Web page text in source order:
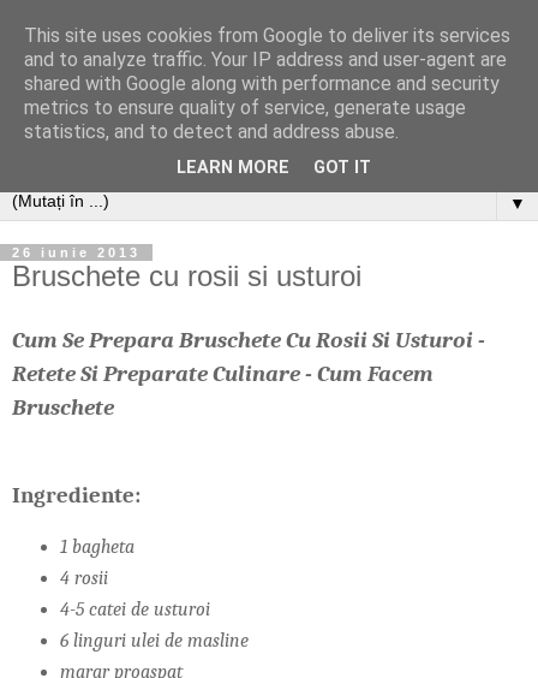
▼
26 iunie 2013
Bruschete cu rosii si usturoi
Cum Se Prepara Bruschete Cu Rosii Si Usturoi -
Retete Si Preparate Culinare - Cum Facem
Bruschete
Ingrediente:
1 bagheta
4 rosii
4-5 catei de usturoi
6 linguri ulei de masline
marar proaspat
This site uses cookies from Google to deliver its services
and to analyze traffic. Your IP address and user-agent are
shared with Google along with performance and security
metrics to ensure quality of service, generate usage
statistics, and to detect and address abuse.
LEARN MORE GOT IT